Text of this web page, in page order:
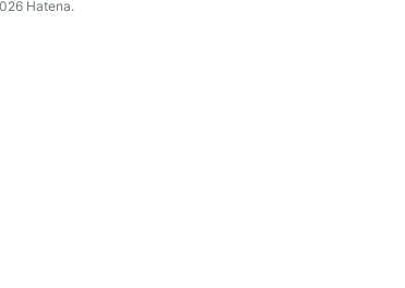
Hatena.